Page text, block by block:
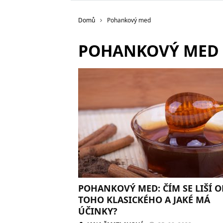
Domů Pohankový med
POHANKOVÝ MED
POHANKOVÝ MED: ČÍM SE LIŠÍ
TOHO KLASICKÉHO A JAKÉ MÁ
ÚČINKY?